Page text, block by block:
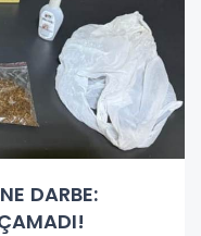
DARBE: